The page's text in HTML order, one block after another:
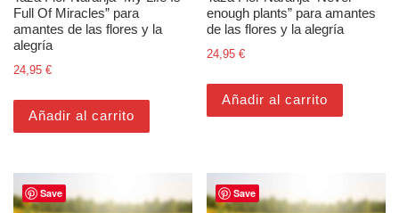
Full Of Miracles” para
amantes de las flores y la
alegría
24,95 €
Añadir al carrito
enough plants” para amantes
de las flores y la alegría
24,95€
Añadir al carrito
Save Save